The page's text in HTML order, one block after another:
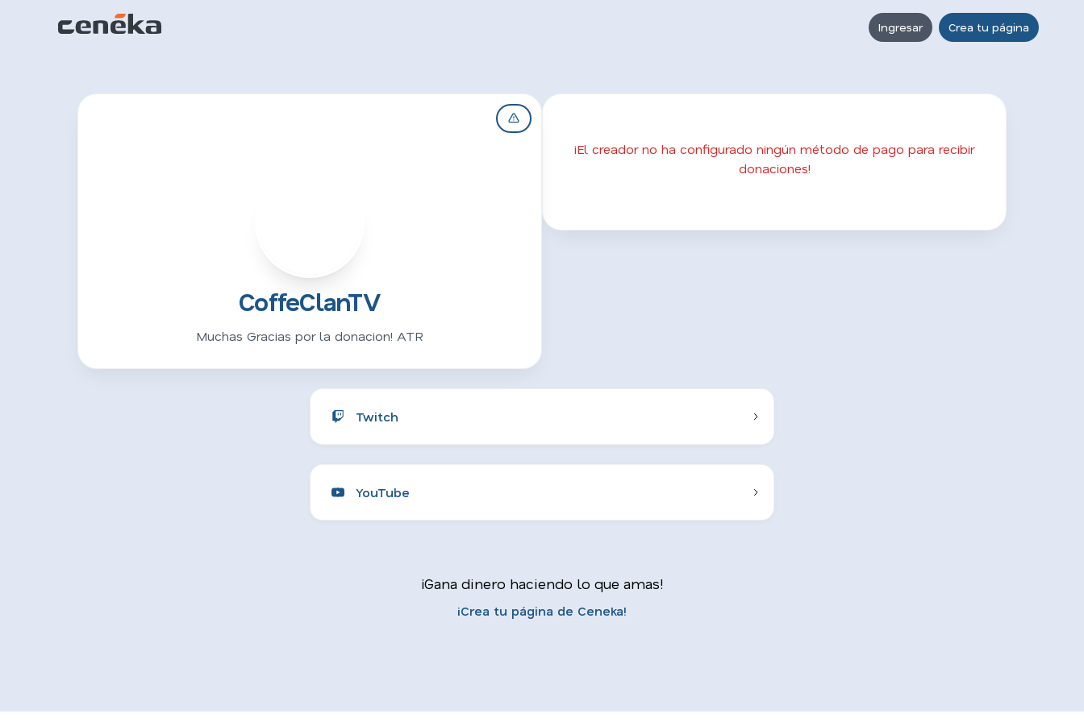
Ingresar Crea tu página
CoffeClanTV
Muchas Gracias por la donacion! ATR
¡El creador no ha configurado ningún método de pago para recibir
donaciones!
Twitch
YouTube
¡Gana dinero haciendo lo que amas!
¡Crea tu página de Ceneka!